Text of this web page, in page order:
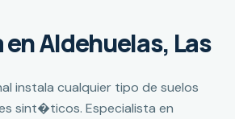
Aldehuelas, Las
instala cualquier tipo de suelos
sint�ticos. Especialista en